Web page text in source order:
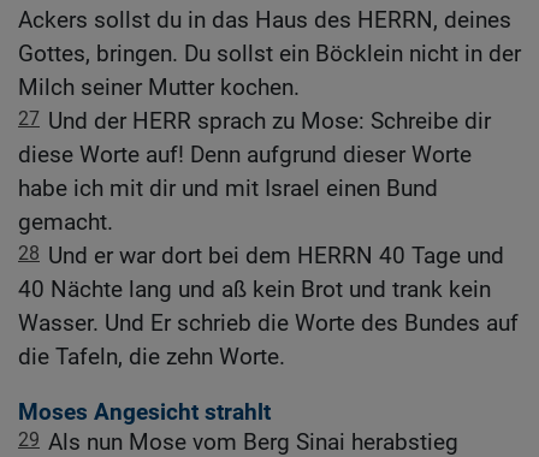
Ackers sollst du in das Haus des HERRN, deines
Gottes, bringen. Du sollst ein Böcklein nicht in der
Milch seiner Mutter kochen.
27 Und der HERR sprach zu Mose: Schreibe dir
diese Worte auf! Denn aufgrund dieser Worte
habe ich mit dir und mit Israel einen Bund
gemacht.
28 Und er war dort bei dem HERRN 40 Tage und
40 Nächte lang und aß kein Brot und trank kein
Wasser. Und Er schrieb die Worte des Bundes auf
die Tafeln, die zehn Worte.
Moses Angesicht strahlt
29 Als nun Mose vom Berg Sinai herabstieg